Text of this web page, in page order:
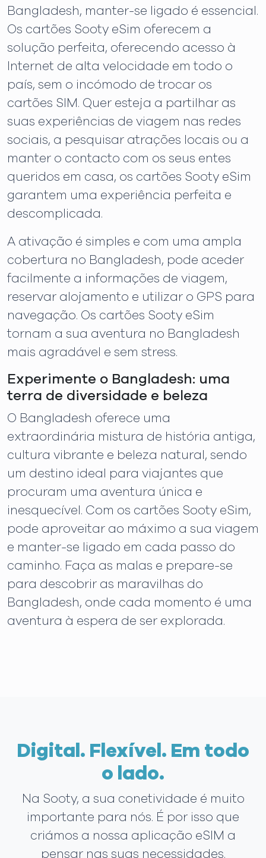
Bangladesh, manter-se ligado é essencial.
Os cartões Sooty eSim oferecem a
solução perfeita, oferecendo acesso à
Internet de alta velocidade em todo o
país, sem o incómodo de trocar os
cartões SIM. Quer esteja a partilhar as
suas experiências de viagem nas redes
sociais, a pesquisar atrações locais ou a
manter o contacto com os seus entes
queridos em casa, os cartões Sooty eSim
garantem uma experiência perfeita e
descomplicada.
A ativação é simples e com uma ampla
cobertura no Bangladesh, pode aceder
facilmente a informações de viagem,
reservar alojamento e utilizar o GPS para
navegação. Os cartões Sooty eSim
tornam a sua aventura no Bangladesh
mais agradável e sem stress.
Experimente o Bangladesh: uma
terra de diversidade e beleza
O Bangladesh oferece uma
extraordinária mistura de história antiga,
cultura vibrante e beleza natural, sendo
um destino ideal para viajantes que
procuram uma aventura única e
inesquecível. Com os cartões Sooty eSim,
pode aproveitar ao máximo a sua viagem
e manter-se ligado em cada passo do
caminho. Faça as malas e prepare-se
para descobrir as maravilhas do
Bangladesh, onde cada momento é uma
aventura à espera de ser explorada.
Digital. Flexível. Em todo
o lado.
Na Sooty, a sua conetividade é muito
importante para nós. É por isso que
criámos a nossa aplicação eSIM a
pensar nas suas necessidades.